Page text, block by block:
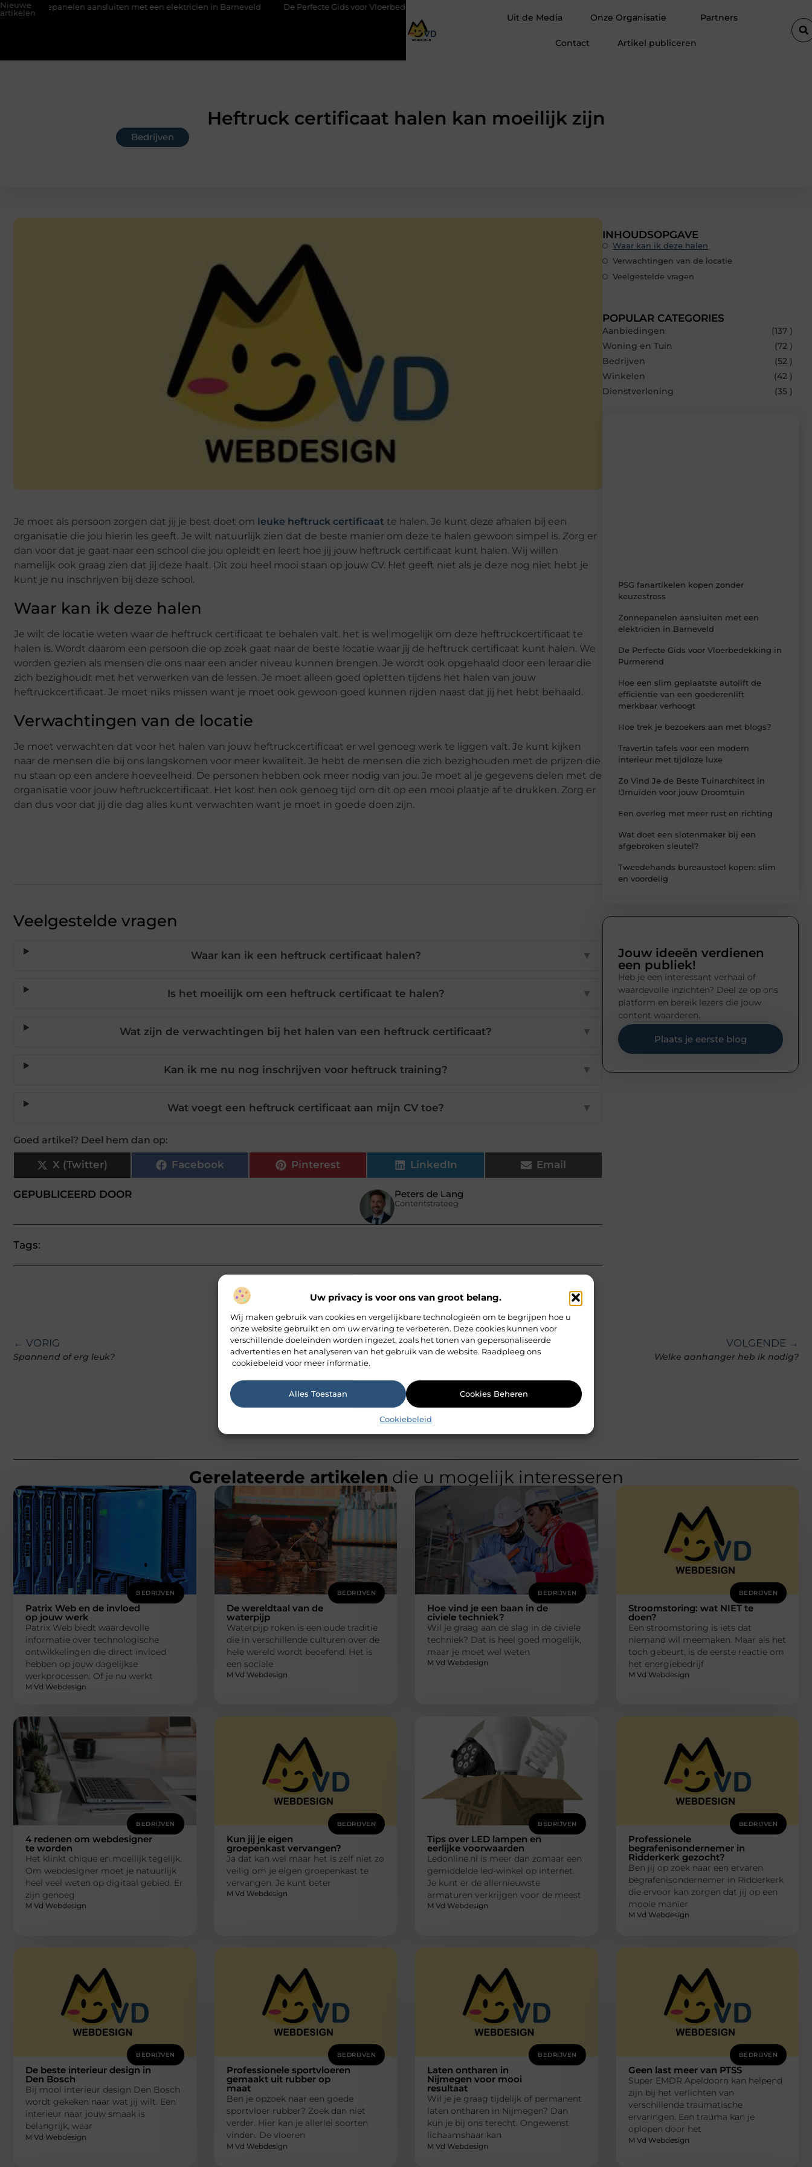
Uw privacy is voor ons van groot belang.
Wij maken gebruik van cookies en vergelijkbare technologieën om te begrijpen hoe u
onze website gebruikt en om uw ervaring te verbeteren. Deze cookies kunnen voor
verschillende doeleinden worden ingezet, zoals het tonen van gepersonaliseerde
advertenties en het analyseren van het gebruik van de website. Raadpleeg ons
cookiebeleid voor meer informatie.
Alles Toestaan Cookies Beheren
Cookiebeleid
Nieuwe
artikelen
aansluiten met een elektricien in Barneveld De Perfecte Gids voor Vloerbedekking in Purmerend
Uit de Media Onze Organisatie Partners
Contact Artikel publiceren
Heftruck certificaat halen kan moeilijk zijn
Bedrijven
Je moet als persoon zorgen dat jij je best doet om leuke heftruck certificaat te halen. Je kunt deze afhalen bij een
organisatie die jou hierin les geeft. Je wilt natuurlijk zien dat de beste manier om deze te halen gewoon simpel is. Zorg er
dan voor dat je gaat naar een school die jou opleidt en leert hoe jij jouw heftruck certificaat kunt halen. Wij willen
namelijk ook graag zien dat jij deze haalt. Dit zou heel mooi staan op jouw CV. Het geeft niet als je deze nog niet hebt je
kunt je nu inschrijven bij deze school.
Waar kan ik deze halen
Je wilt de locatie weten waar de heftruck certificaat te behalen valt. het is wel mogelijk om deze heftruckcertificaat te
halen is. Wordt daarom een persoon die op zoek gaat naar de beste locatie waar jij de heftruck certificaat kunt halen. We
worden gezien als mensen die ons naar een ander niveau kunnen brengen. Je wordt ook opgehaald door een leraar die
zich bezighoudt met het verwerken van de lessen. Je moet alleen goed opletten tijdens het halen van jouw
heftruckcertificaat. Je moet niks missen want je moet ook gewoon goed kunnen rijden naast dat jij het hebt behaald.
Verwachtingen van de locatie
Je moet verwachten dat voor het halen van jouw heftruckcertificaat er wel genoeg werk te liggen valt. Je kunt kijken
naar de mensen die bij ons langskomen voor meer kwaliteit. Je hebt de mensen die zich bezighouden met de prijzen die
nu staan op een andere hoeveelheid. De personen hebben ook meer nodig van jou. Je moet al je gegevens delen met de
organisatie voor jouw heftruckcertificaat. Het kost hen ook genoeg tijd om dit op een mooi plaatje af te drukken. Zorg er
dan dus voor dat jij die dag alles kunt verwachten want je moet in goede doen zijn.
Veelgestelde vragen
Waar kan ik een heftruck certificaat halen? ▼
Is het moeilijk om een heftruck certificaat te halen? ▼
Wat zijn de verwachtingen bij het halen van een heftruck certificaat? ▼
Kan ik me nu nog inschrijven voor heftruck training? ▼
Wat voegt een heftruck certificaat aan mijn CV toe? ▼
Goed artikel? Deel hem dan op:
X (Twitter) Facebook Pinterest LinkedIn Email
GEPUBLICEERD DOOR Peters de Lang
Contentstrateeg
Tags:
INHOUDSOPGAVE
Waar kan ik deze halen
Verwachtingen van de locatie
Veelgestelde vragen
POPULAR CATEGORIES
Aanbiedingen
(137 )
Woning en Tuin
(72 )
Bedrijven
(52 )
Winkelen
(42 )
Dienstverlening
(35 )
PSG fanartikelen kopen zonder
keuzestress
Zonnepanelen aansluiten met een
elektricien in Barneveld
De Perfecte Gids voor Vloerbedekking in
Purmerend
Hoe een slim geplaatste autolift de
efficiëntie van een goederenlift
merkbaar verhoogt
Hoe trek je bezoekers aan met blogs?
Travertin tafels voor een modern
interieur met tijdloze luxe
Zo Vind Je de Beste Tuinarchitect in
IJmuiden voor jouw Droomtuin
Een overleg met meer rust en richting
Wat doet een slotenmaker bij een
afgebroken sleutel?
Tweedehands bureaustoel kopen: slim
en voordelig
Jouw ideeën verdienen
een publiek!
Heb je een interessant verhaal of
waardevolle inzichten? Deel ze op ons
platform en bereik lezers die jouw
content waarderen.
Plaats je eerste blog
← VORIG
Spannend of erg leuk?
VOLGENDE →
Welke aanhanger heb ik nodig?
Gerelateerde artikelen die u mogelijk interesseren
BEDRIJVEN
Patrix Web en de invloed
op jouw werk
Patrix Web biedt waardevolle
informatie over technologische
ontwikkelingen die direct invloed
hebben op jouw dagelijkse
werkprocessen. Of je nu werkt
M Vd Webdesign
BEDRIJVEN
De wereldtaal van de
waterpijp
Waterpijp roken is een oude traditie
die in verschillende culturen over de
hele wereld wordt beoefend. Het is
een sociale
M Vd Webdesign
BEDRIJVEN
Hoe vind je een baan in de
civiele techniek?
Wil je graag aan de slag in de civiele
techniek? Dat is heel goed mogelijk,
maar je moet wel weten
M Vd Webdesign
BEDRIJVEN
Stroomstoring: wat NIET te
doen?
Een stroomstoring is iets dat
niemand wil meemaken. Maar als het
toch gebeurt, is de eerste reactie om
het energiebedrijf
M Vd Webdesign
BEDRIJVEN
4 redenen om webdesigner
te worden
Het klinkt chique en moeilijk tegelijk.
Om webdesigner moet je natuurlijk
heel veel weten op digitaal gebied. Er
zijn genoeg
M Vd Webdesign
BEDRIJVEN
Kun jij je eigen
groepenkast vervangen?
Ja dat kan wel maar het is zelf niet zo
veilig om je eigen groepenkast te
vervangen. Je kunt beter
M Vd Webdesign
BEDRIJVEN
Tips over LED lampen en
eerlijke voorwaarden
Ledonline.nl is meer dan zomaar een
gemiddelde led-winkel op internet.
Je kunt er de allernieuwste
armaturen verkrijgen voor de meest
M Vd Webdesign
BEDRIJVEN
Professionele
begrafenisondernemer in
Ridderkerk gezocht?
Ben jij op zoek naar een ervaren
begrafenisondernemer in Ridderkerk
die ervoor kan zorgen dat jij op een
mooie manier
M Vd Webdesign
BEDRIJVEN
De beste interieur design in
Den Bosch
Bij mooi interieur design Den Bosch
wordt gekeken naar wat jij wilt. Een
interieur naar jouw smaak is
belangrijk, waar
M Vd Webdesign
BEDRIJVEN
Professionele sportvloeren
gemaakt uit rubber op
maat
Ben je opzoek naar een goede
sportvloer rubber? Zoek dan niet
verder. Hier kan je allerlei soorten
vinden. De vloeren
M Vd Webdesign
BEDRIJVEN
Laten ontharen in
Nijmegen voor mooi
resultaat
Wil je je graag tijdelijk of permanent
laten ontharen in Nijmegen? Dan
kun je bij ons terecht. Ongewenst
lichaamshaar kan
M Vd Webdesign
BEDRIJVEN
Geen last meer van PTSS
Super EMDR Apeldoorn kan helpend
zijn bij het verlichten van
verschillende traumatische
ervaringen. Een trauma kan je
oplopen door het
M Vd Webdesign